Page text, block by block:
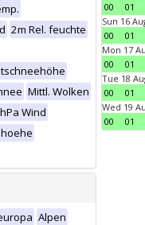
2m Rel. feuchte
Mittl. Wolken
Wind
Alpen
00
01
Sun 16
00
01
Mon 17
00
01
Tue 18
00
01
Wed 19
00
01